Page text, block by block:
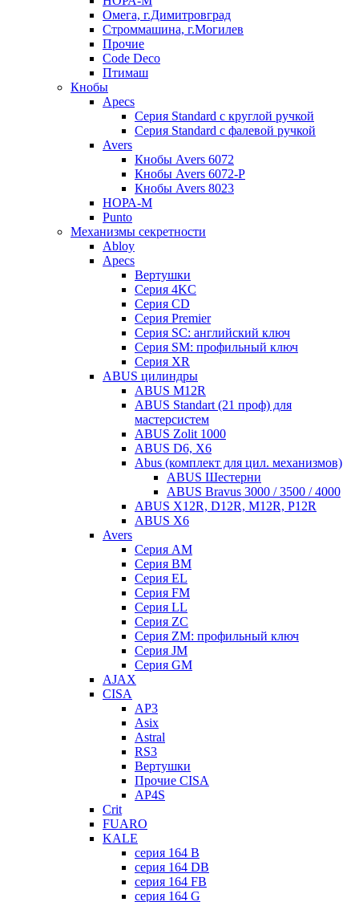
Омега, г.Димитровград
Строммашина, г.Могилев
Прочие
Code Deco
Птимаш
Кнобы
Apecs
Серия Standard с круглой ручкой
Серия Standard с фалевой ручкой
Avers
Кнобы Avers 6072
Кнобы Avers 6072-P
Кнобы Avers 8023
НОРА-М
Punto
Механизмы секретности
Abloy
Apecs
Вертушки
Серия 4KC
Серия CD
Серия Premier
Серия SC: английский ключ
Серия SM: профильный ключ
Серия XR
ABUS цилиндры
ABUS M12R
ABUS Standart (21 проф) для
мастерсистем
ABUS Zolit 1000
ABUS D6, X6
Abus (комплект для цил. механизмов)
ABUS Шестерни
ABUS Bravus 3000 / 3500 / 4000
ABUS X12R, D12R, M12R, P12R
ABUS X6
Avers
Серия AM
Серия BM
Серия EL
Серия FM
Серия LL
Серия ZC
Серия ZM: профильный ключ
Серия JM
Серия GM
AJAX
CISA
AP3
Asix
Astral
RS3
Вертушки
Прочие CISA
AP4S
Crit
FUARO
KALE
серия 164 B
серия 164 DB
серия 164 FB
серия 164 G